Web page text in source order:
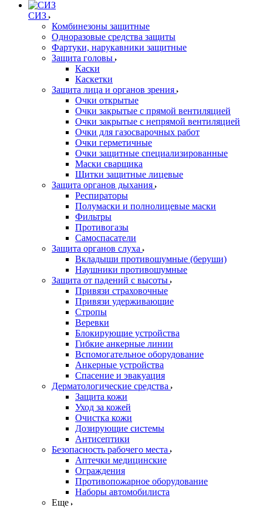
СИЗ
Комбинезоны защитные
Одноразовые средства защиты
Фартуки, нарукавники защитные
Защита головы
Каски
Каскетки
Защита лица и органов зрения
Очки открытые
Очки закрытые с прямой вентиляцией
Очки закрытые с непрямой вентиляцией
Очки для газосварочных работ
Очки герметичные
Очки защитные специализированные
Маски сварщика
Щитки защитные лицевые
Защита органов дыхания
Респираторы
Полумаски и полнолицевые маски
Фильтры
Противогазы
Самоспасатели
Защита органов слуха
Вкладыши противошумные (беруши)
Наушники противошумные
Защита от падений с высоты
Привязи страховочные
Привязи удерживающие
Стропы
Веревки
Блокирующие устройства
Гибкие анкерные линии
Вспомогательное оборудование
Анкерные устройства
Спасение и эвакуация
Дерматологические средства
Защита кожи
Уход за кожей
Очистка кожи
Дозирующие системы
Антисептики
Безопасность рабочего места
Аптечки медицинские
Ограждения
Противопожарное оборудование
Наборы автомобилиста
Еще